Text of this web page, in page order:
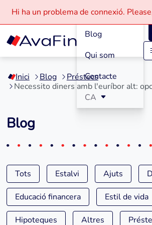
Saltar
contingut
Hi ha un problema de connexió.
Blog
Qui som
Contacte
CA
Inici Blog
Préstecs
Necessito diners amb l'euríbor alt:
Blog
Tots Estalvi Ajuts
Educació financera Estil de vida
Hipoteques Altres